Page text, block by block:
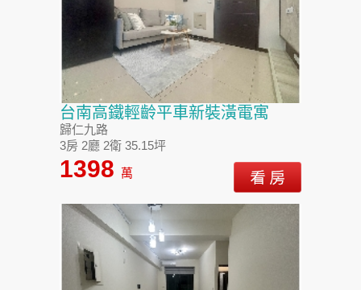
台南高鐵輕齡平車新裝潢電寓
歸仁九路
3房 2廳 2衛 35.15坪
1398 萬